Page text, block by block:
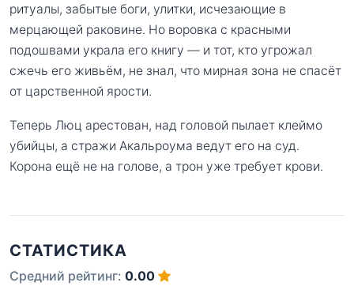
ритуалы, забытые боги, улитки, исчезающие в
мерцающей раковине. Но воровка с красными
подошвами украла его книгу — и тот, кто угрожал
сжечь его живьём, не знал, что мирная зона не спасёт
от царственной ярости.
Теперь Люц арестован, над головой пылает клеймо
убийцы, а стражи Акальроума ведут его на суд.
Корона ещё не на голове, а трон уже требует крови.
СТАТИСТИКА
Средний рейтинг: 0.00